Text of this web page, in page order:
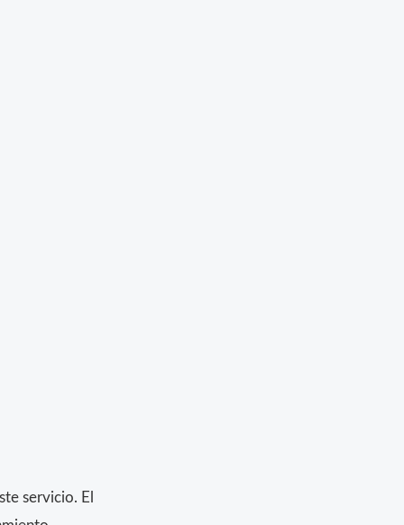
servicio. El